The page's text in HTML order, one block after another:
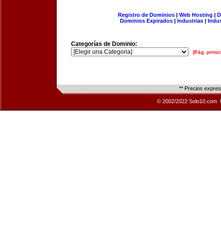
Registro de Dominios| Web Hosting |
Dominios Expirados | Industrias |
Categorías de Dominio:
[Pág.
** Precios
© 2002/2022 Solo10.com